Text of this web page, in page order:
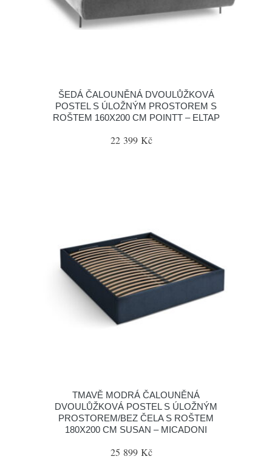
ŠEDÁ ČALOUNĚNÁ DVOULŮŽKOVÁ
POSTEL S ÚLOŽNÝM PROSTOREM S
ROŠTEM 160X200 CM POINTT – ELTAP
22 399 Kč
TMAVĚ MODRÁ ČALOUNĚNÁ
DVOULŮŽKOVÁ POSTEL S ÚLOŽNÝM
PROSTOREM/BEZ ČELA S ROŠTEM
180X200 CM SUSAN – MICADONI
25 899 Kč